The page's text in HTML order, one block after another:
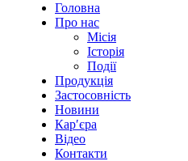
Головна
Про нас
Місія
Історія
Події
Продукція
Застосовність
Новини
Кар′єра
Відео
Контакти